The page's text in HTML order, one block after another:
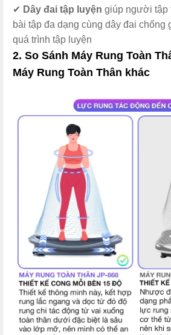
✔ Dây đai tập luyện giúp người
bài tập đa dạng cùng dây đai chống
quá trình tập luyện
2. So Sánh Máy Rung Toàn
Máy Rung Toàn Thân khác